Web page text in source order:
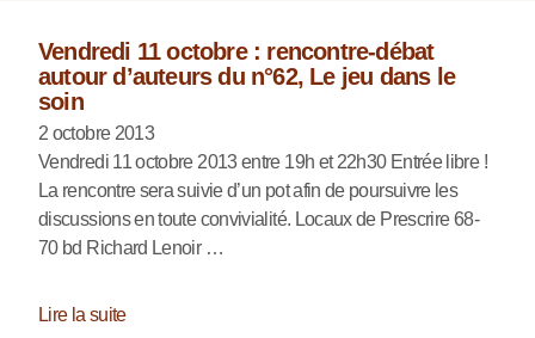
Vendredi 11 octobre : rencontre-débat
autour d’auteurs du n°62, Le jeu dans le
soin
2 octobre 2013
Vendredi 11 octobre 2013 entre 19h et 22h30 Entrée libre !
La rencontre sera suivie d’un pot afin de poursuivre les
discussions en toute convivialité. Locaux de Prescrire 68-
70 bd Richard Lenoir …
Lire la suite